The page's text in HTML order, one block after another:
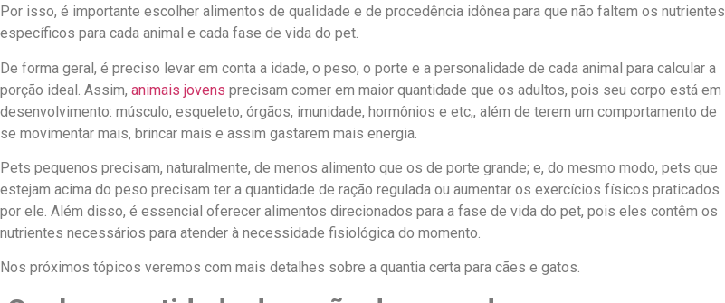
Por isso, é importante escolher alimentos de qualidade e de procedência idônea para que não faltem os nutrientes
específicos para cada animal e cada fase de vida do pet.
De forma geral, é preciso levar em conta a idade, o peso, o porte e a personalidade de cada animal para calcular a
porção ideal. Assim, animais jovens precisam comer em maior quantidade que os adultos, pois seu corpo está em
desenvolvimento: músculo, esqueleto, órgãos, imunidade, hormônios e etc,, além de terem um comportamento de
se movimentar mais, brincar mais e assim gastarem mais energia.
Pets pequenos precisam, naturalmente, de menos alimento que os de porte grande; e, do mesmo modo, pets que
estejam acima do peso precisam ter a quantidade de ração regulada ou aumentar os exercícios físicos praticados
por ele. Além disso, é essencial oferecer alimentos direcionados para a fase de vida do pet, pois eles contêm os
nutrientes necessários para atender à necessidade fisiológica do momento.
Nos próximos tópicos veremos com mais detalhes sobre a quantia certa para cães e gatos.